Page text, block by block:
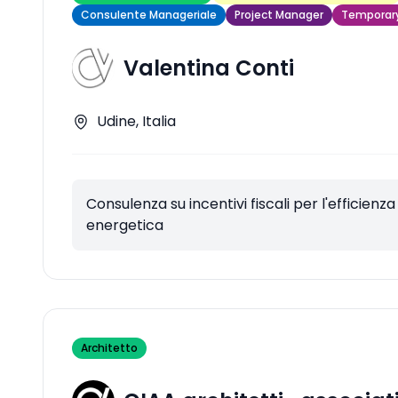
Consulente Manageriale
Project Manager
Valentina Conti
Udine, Italia
Consulenza su incentivi fiscali per l'efficienza
energetica
Architetto